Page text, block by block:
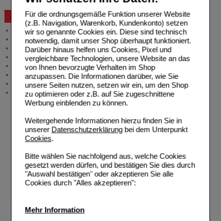
Für die ordnungsgemäße Funktion unserer Website
(z.B. Navigation, Warenkorb, Kundenkonto) setzen
wir so genannte Cookies ein. Diese sind technisch
notwendig, damit unser Shop überhaupt funktioniert.
Darüber hinaus helfen uns Cookies, Pixel und
vergleichbare Technologien, unsere Website an das
von Ihnen bevorzugte Verhalten im Shop
anzupassen. Die Informationen darüber, wie Sie
unsere Seiten nutzen, setzen wir ein, um den Shop
zu optimieren oder z.B. auf Sie zugeschnittene
Werbung einblenden zu können.
Weitergehende Informationen hierzu finden Sie in
unserer Datenschutzerklärungbei dem Unterpunkt
Cookies.
Bitte wählen Sie nachfolgend aus, welche Cookies
gesetzt werden dürfen, und bestätigen Sie dies durch
"Auswahl bestätigen" oder akzeptieren Sie alle
Cookies durch "Alles akzeptieren":
Mehr Information
Beratung und Service
Allgemeine Information
Produktberatung
Meldung Arzneimittelrisiken
Zuzahlungsfreie Arzneien
Angebote & Downloads
Newsletter
Neukundenprämie
Stellenangebote